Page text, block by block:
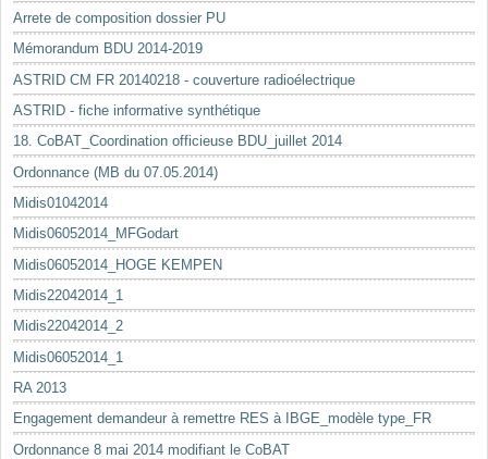
Arrete de composition dossier PU
Mémorandum BDU 2014-2019
ASTRID CM FR 20140218 - couverture radioélectrique
ASTRID - fiche informative synthétique
18. CoBAT_Coordination officieuse BDU_juillet 2014
Ordonnance (MB du 07.05.2014)
Midis01042014
Midis06052014_MFGodart
Midis06052014_HOGE KEMPEN
Midis22042014_1
Midis22042014_2
Midis06052014_1
RA 2013
Engagement demandeur à remettre RES à IBGE_modèle type_FR
Ordonnance 8 mai 2014 modifiant le CoBAT